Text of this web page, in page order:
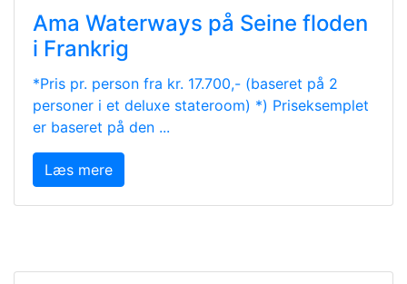
Ama Waterways på Seine floden
i Frankrig
*Pris pr. person fra kr. 17.700,- (baseret på 2
personer i et deluxe stateroom) *) Priseksemplet
er baseret på den ...
Læs mere